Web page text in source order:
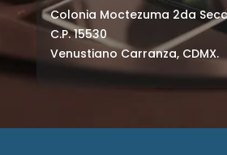
Colonia Moctezuma 2da
C.P. 15530
Venustiano Carranza, CDMX.